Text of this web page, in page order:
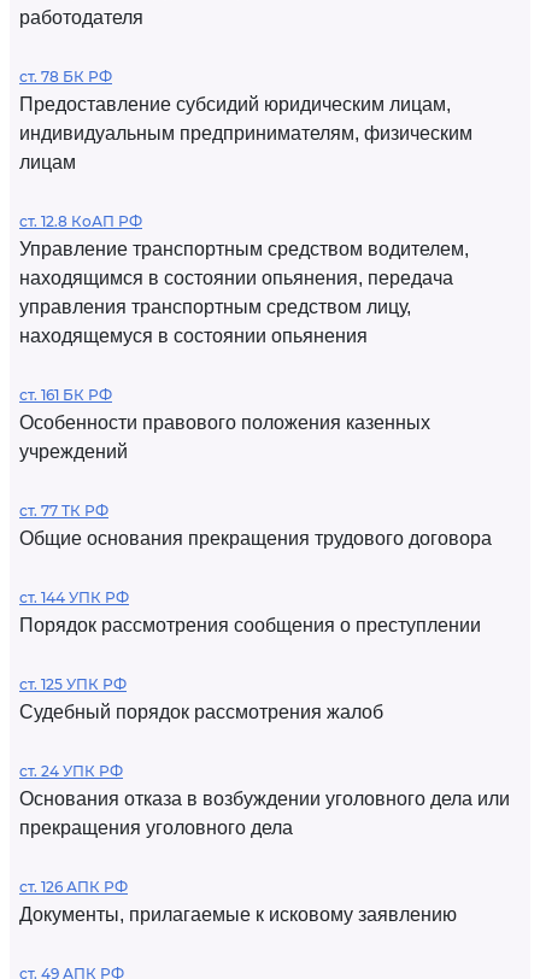
работодателя
ст. 78 БК РФ
Предоставление субсидий юридическим лицам,
индивидуальным предпринимателям, физическим
лицам
ст. 12.8 КоАП РФ
Управление транспортным средством водителем,
находящимся в состоянии опьянения, передача
управления транспортным средством лицу,
находящемуся в состоянии опьянения
ст. 161 БК РФ
Особенности правового положения казенных
учреждений
ст. 77 ТК РФ
Общие основания прекращения трудового договора
ст. 144 УПК РФ
Порядок рассмотрения сообщения о преступлении
ст. 125 УПК РФ
Судебный порядок рассмотрения жалоб
ст. 24 УПК РФ
Основания отказа в возбуждении уголовного дела или
прекращения уголовного дела
ст. 126 АПК РФ
Документы, прилагаемые к исковому заявлению
ст. 49 АПК РФ